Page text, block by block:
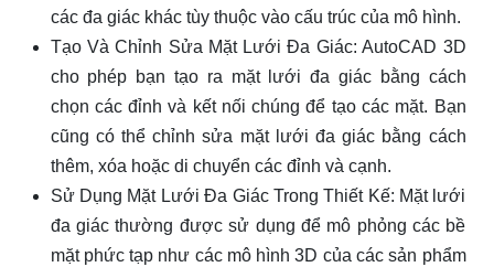
các đa giác khác tùy thuộc vào cấu trúc của mô hình.
Tạo Và Chỉnh Sửa Mặt Lưới Đa Giác: AutoCAD 3D
cho phép bạn tạo ra mặt lưới đa giác bằng cách
chọn các đỉnh và kết nối chúng để tạo các mặt. Bạn
cũng có thể chỉnh sửa mặt lưới đa giác bằng cách
thêm, xóa hoặc di chuyển các đỉnh và cạnh.
Sử Dụng Mặt Lưới Đa Giác Trong Thiết Kế: Mặt lưới
đa giác thường được sử dụng để mô phỏng các bề
mặt phức tạp như các mô hình 3D của các sản phẩm